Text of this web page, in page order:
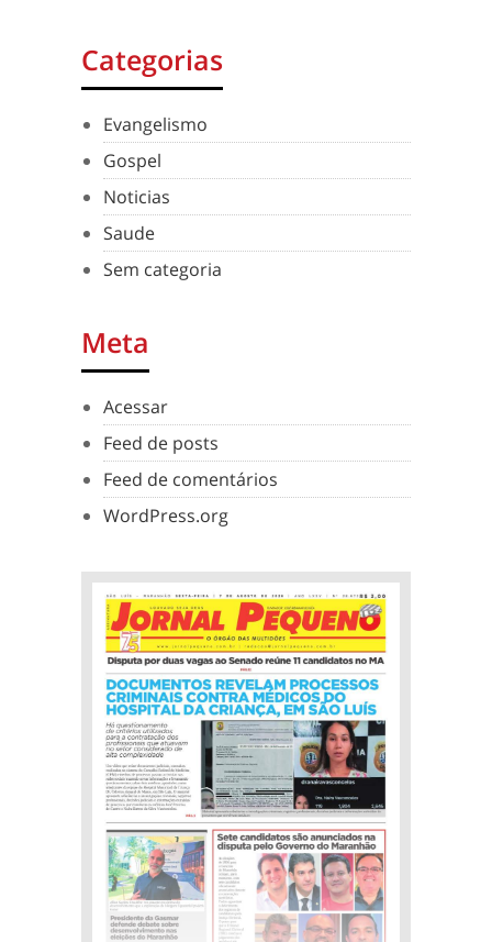
Categorias
Evangelismo
Gospel
Noticias
Saude
Sem categoria
Meta
Acessar
Feed de posts
Feed de comentários
WordPress.org